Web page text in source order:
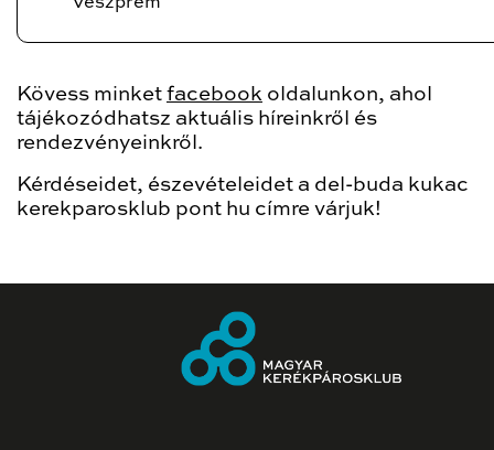
Kövess minket facebook oldalunkon, ahol
tájékozódhatsz aktuális híreinkről és
rendezvényeinkről.
Kérdéseidet, észevételeidet a del-buda kukac
kerekparosklub pont hu címre várjuk!